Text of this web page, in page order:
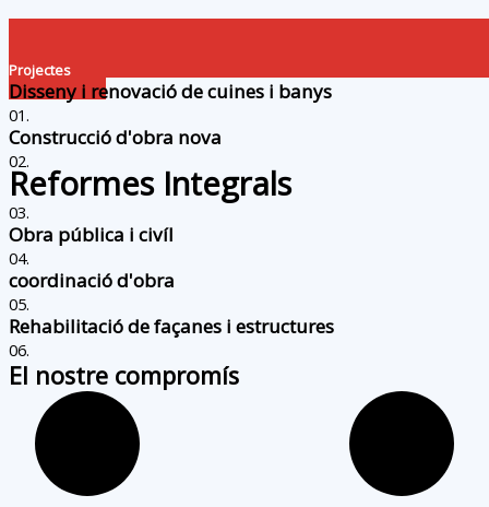
Projectes
Disseny i renovació de cuines i banys
01.
Construcció d'obra nova
02.
Reformes Integrals
03.
Obra pública i civíl
04.
coordinació d'obra
05.
Rehabilitació de façanes i estructures
06.
El nostre compromís